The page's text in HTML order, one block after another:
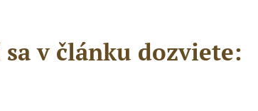
v článku dozviete: